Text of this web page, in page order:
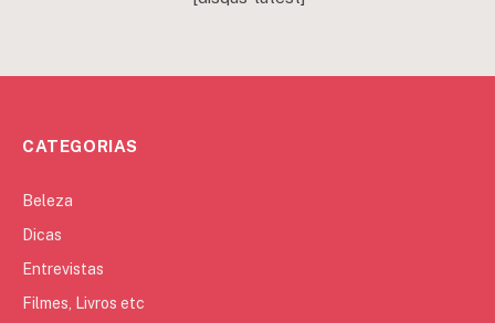
CATEGORIAS
Beleza
Dicas
Entrevistas
Filmes, Livros etc